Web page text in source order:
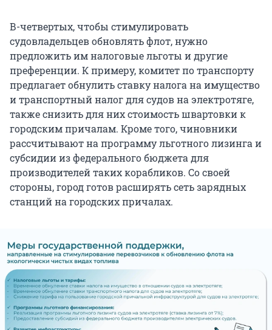
В-четвертых, чтобы стимулировать
судовладельцев обновлять флот, нужно
предложить им налоговые льготы и другие
преференции. К примеру, комитет по транспорту
предлагает обнулить ставку налога на имущество
и транспортный налог для судов на электротяге,
также снизить для них стоимость швартовки к
городским причалам. Кроме того, чиновники
рассчитывают на программу льготного лизинга и
субсидии из федерального бюджета для
производителей таких корабликов. Со своей
стороны, город готов расширять сеть зарядных
станций на городских причалах.